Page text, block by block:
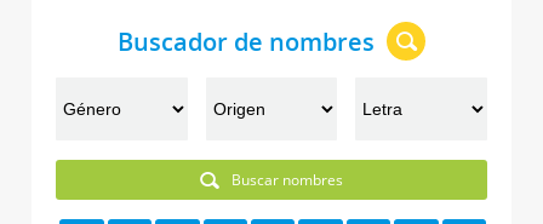
Buscador de nombres
Buscar nombres